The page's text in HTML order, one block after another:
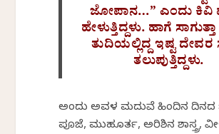
ಜೋಪಾನ…” ಎಂದು ಕಿವಿ
ಹೇಳುತ್ತಿದ್ದಳು. ಹಾಗೆ
ತುದಿಯಲ್ಲಿದ್ದ ಇಷ್ಟ ದೇವರ
ತಲುಪುತ್ತಿದ್ದಳು.
ಅಂದು ಅವಳ ಮದುವೆ ಹಿಂದಿನ ದಿನದ
ಪೂಜೆ, ಮುಹೂರ್ತ, ಅರಿಶಿನ ಶಾಸ್ತ್ರ,